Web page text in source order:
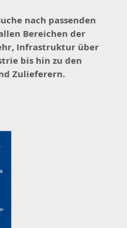
nach passenden
Bereichen der
Infrastruktur über
bis hin zu den
Zulieferern.